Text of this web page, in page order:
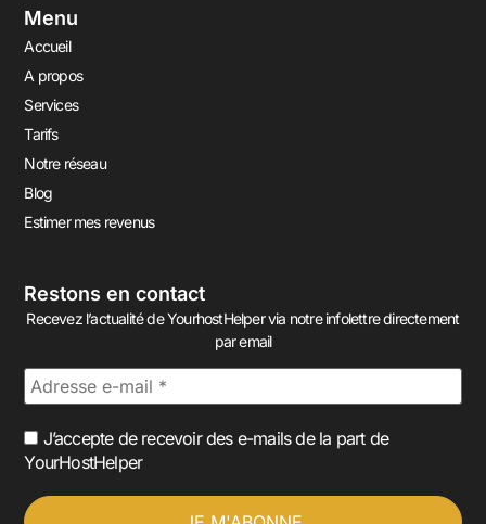
Menu
Accueil
A propos
Services
Tarifs
Notre réseau
Blog
Estimer mes revenus
Restons en contact
Recevez l’actualité de YourhostHelper via notre infolettre directement
par email
J’accepte de recevoir des e-mails de la part de
YourHostHelper